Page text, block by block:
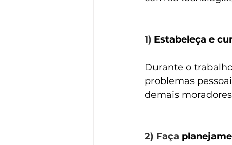
1) Estabeleça e
Durante o
problemas
demais
2) Faça